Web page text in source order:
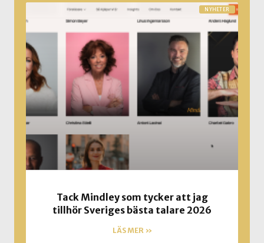
NYHETER
Tack Mindley som tycker att jag
tillhör Sveriges bästa talare 2026
LÄS MER »